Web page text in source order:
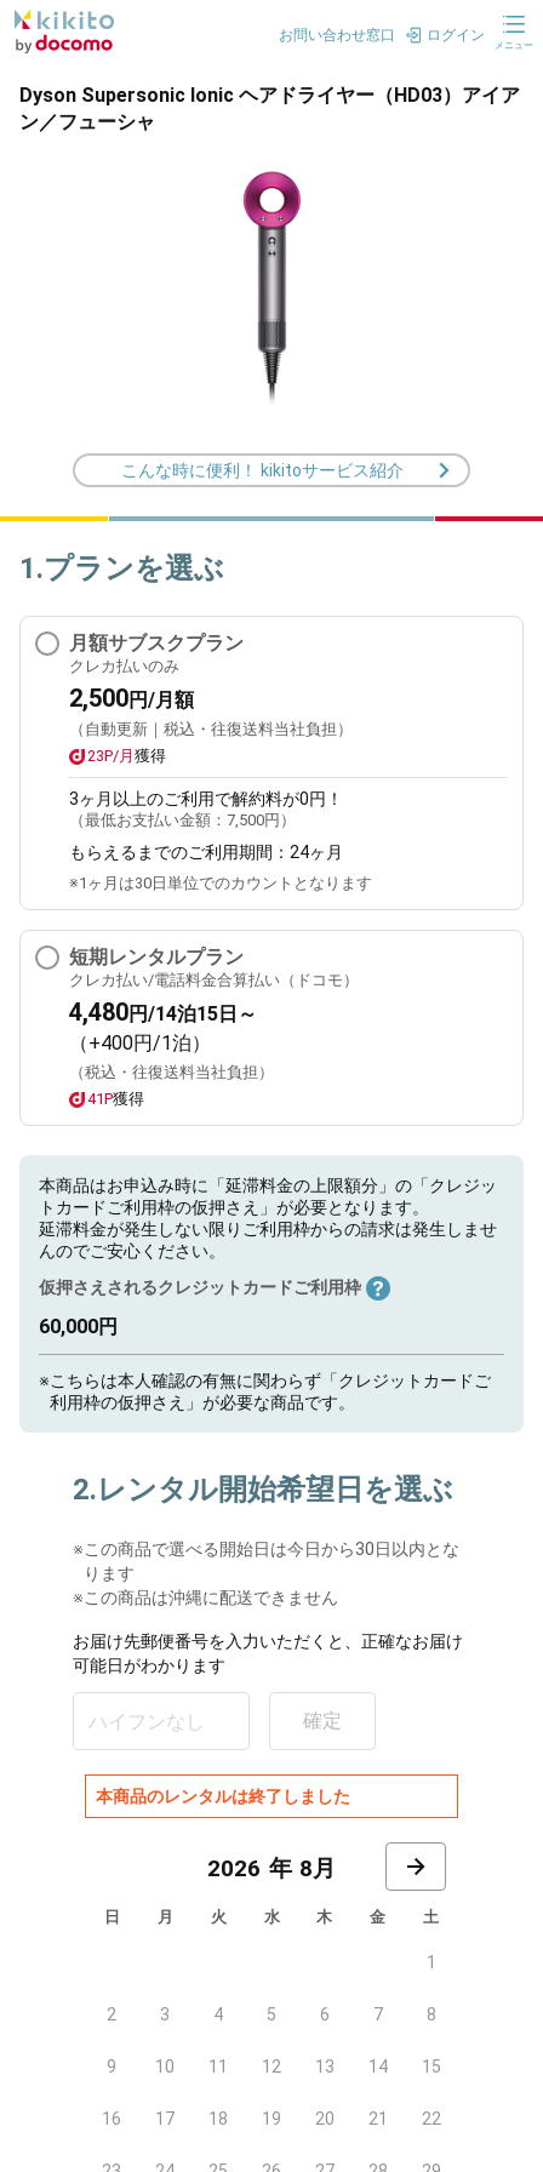
お問い合わせ窓口 ログイン
メニュー
Dyson Supersonic Ionic ヘアドライヤー（HD03）アイア
ン／フューシャ
こんな時に便利！ kikitoサービス紹介
1.プランを選ぶ
月額サブスクプラン
クレカ払いのみ
2,500円/月額
（自動更新｜税込・往復送料当社負担）
23P/月 獲得
3ヶ月 以上のご利用で解約料が0円！
（最低お支払い金額： 7,500円 ）
もらえるまでのご利用期間： 24ヶ月
※1ヶ月は30日単位でのカウントとなります
短期レンタルプラン
クレカ払い/電話料金合算払い（ドコモ）
4,480円/14泊15日～
（+400円/1泊）
（税込・往復送料当社負担）
41P獲得
本商品はお申込み時に「延滞料金の上限額分」の「クレジッ
トカードご利用枠の仮押さえ」が必要となります。
延滞料金が発生しない限りご利用枠からの請求は発生しませ
んのでご安心ください。
仮押さえされるクレジットカードご利用枠
60,000円
※こちらは本人確認の有無に関わらず「クレジットカードご
利用枠の仮押さえ」が必要な商品です。
2.レンタル開始希望日を選ぶ
※この商品で選べる開始日は今日から30日以内とな
ります
※この商品は沖縄に配送できません
お届け先郵便番号を入力いただくと、正確なお届け
可能日がわかります
確定
本商品のレンタルは終了しました
8月
日 月 火 水 木 金 土
1
2 3 4 5 6 7 8
9 10 11 12 13 14 15
16 17 18 19 20 21 22